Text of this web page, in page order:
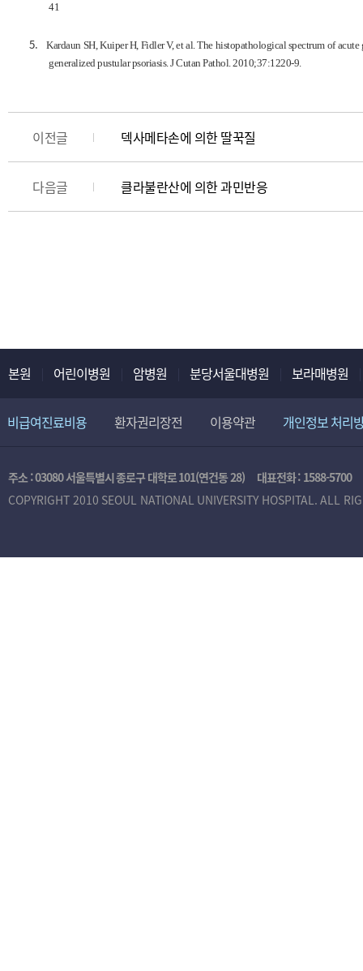
41
5.Kardaun SH, Kuiper H, Fidler V, et al. The histopathological spectrum of
generalized pustular psoriasis. J Cutan Pathol. 2010;37:1220-9.
이전글 덱사메타손에 의한 딸꾹질
다음글 클라불란산에 의한 과민반응
본원 어린이병원 암병원 분당서울대병원 보라매병원
비급여진료비용 환자권리장전 이용약관 개인정보 처리
주소 : 03080 서울특별시 종로구 대학로 101(연건동 28) 대표전화 : 1588-5700
COPYRIGHT 2010 SEOUL NATIONAL UNIVERSITY HOSPITAL. ALL